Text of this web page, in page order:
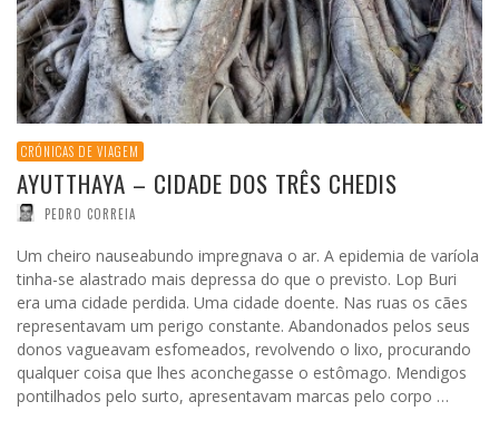
CRÓNICAS DE VIAGEM
AYUTTHAYA – CIDADE DOS TRÊS CHEDIS
PEDRO CORREIA
Um cheiro nauseabundo impregnava o ar. A epidemia de varíola
tinha-se alastrado mais depressa do que o previsto. Lop Buri
era uma cidade perdida. Uma cidade doente. Nas ruas os cães
representavam um perigo constante. Abandonados pelos seus
donos vagueavam esfomeados, revolvendo o lixo, procurando
qualquer coisa que lhes aconchegasse o estômago. Mendigos
pontilhados pelo surto, apresentavam marcas pelo corpo …